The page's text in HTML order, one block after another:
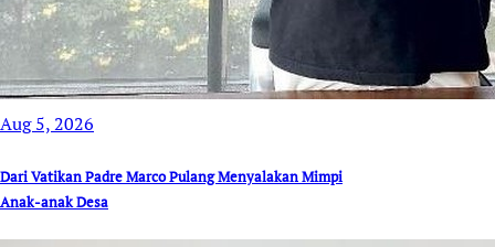
Aug 5, 2026
Dari Vatikan Padre Marco Pulang Menyalakan Mimpi
Anak-anak Desa